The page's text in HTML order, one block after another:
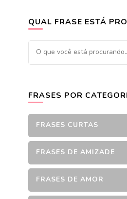
QUAL FRASE ESTÁ
Procurando
algo?
FRASES POR
FRASES CURTAS
FRASES DE AMIZADE
FRASES DE AMOR